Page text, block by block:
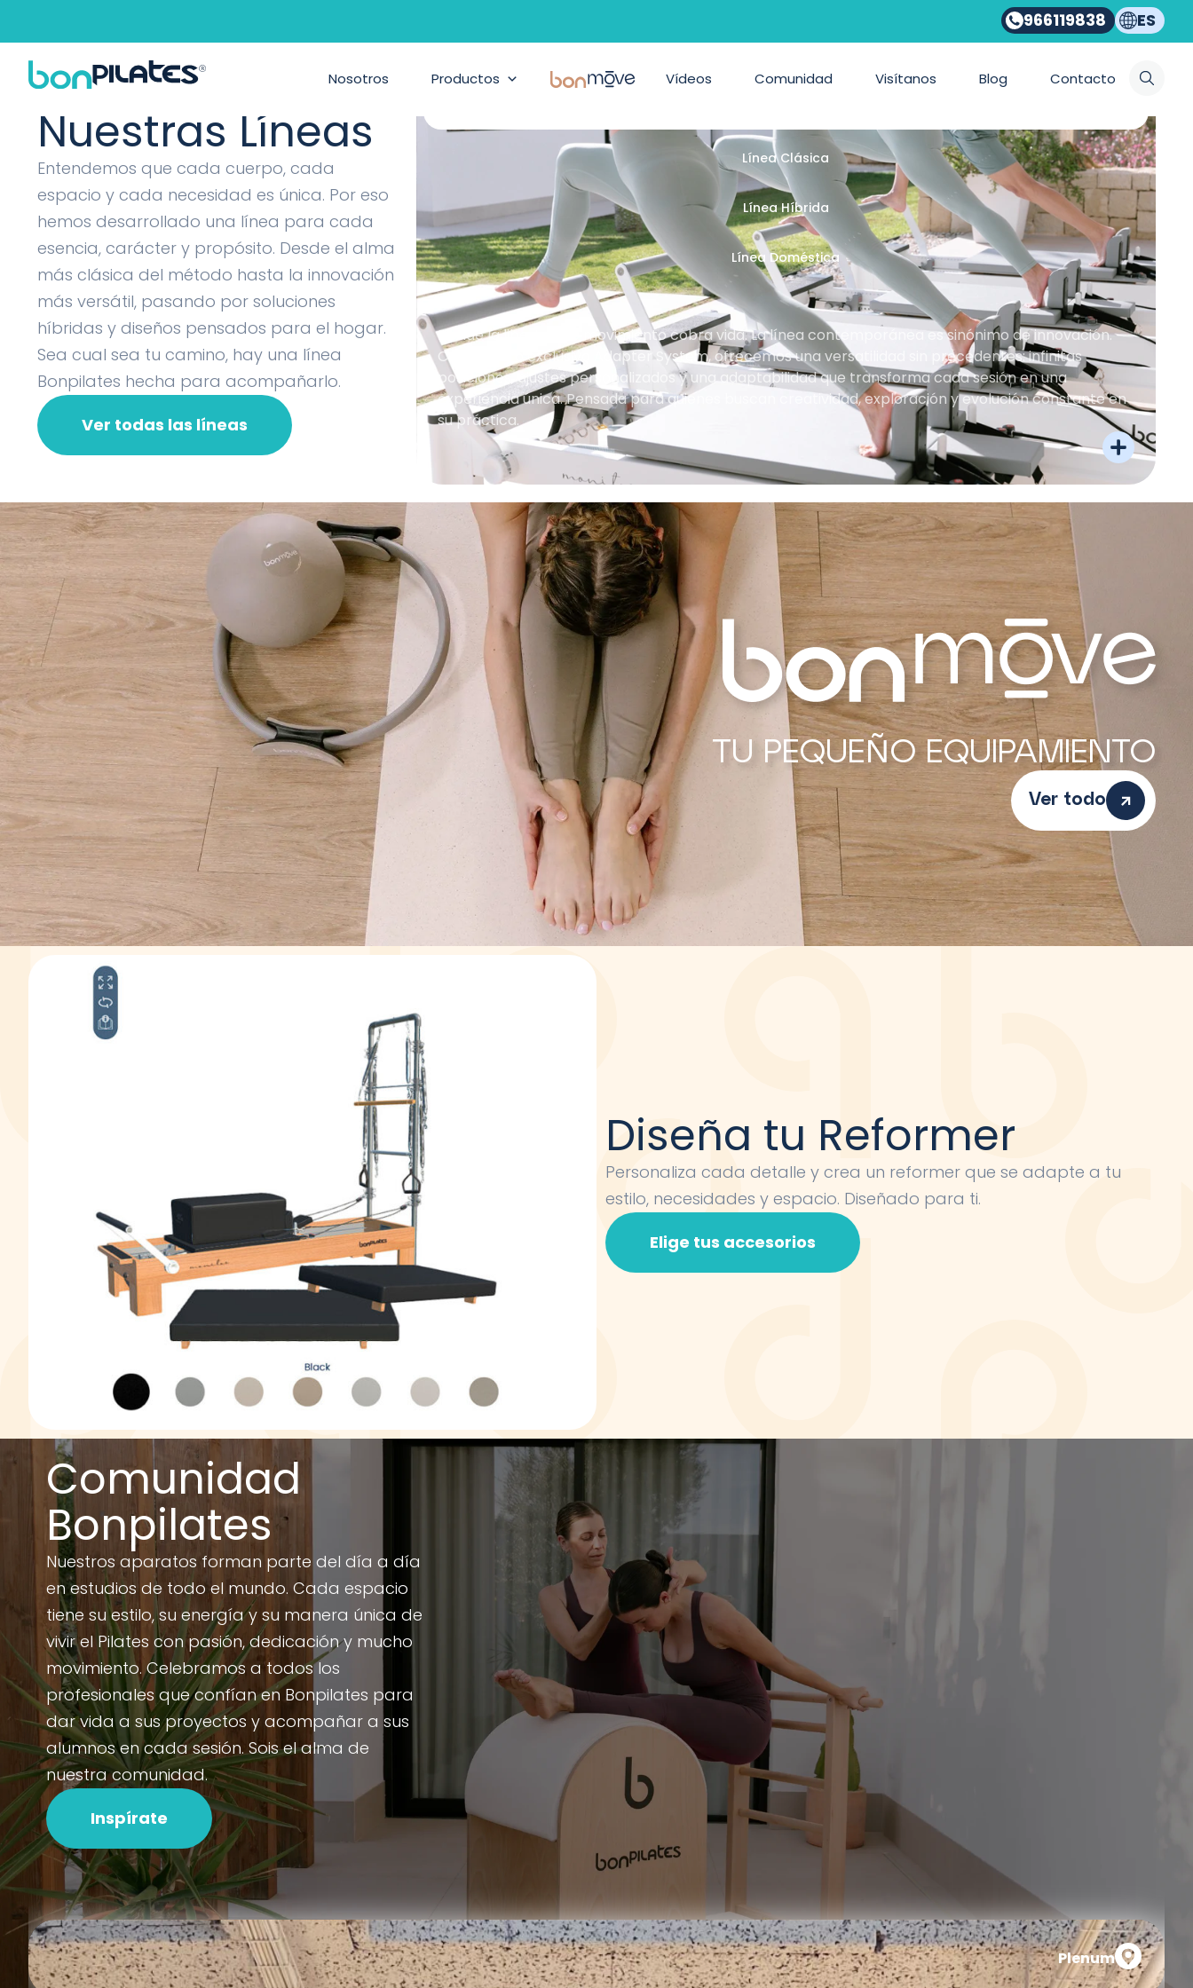
966119838 ES
Nosotros Productos BonMove Vídeos Comunidad Visítanos Blog Contacto
Nuestras Líneas
Entendemos que cada cuerpo, cada
espacio y cada necesidad es única. Por eso
hemos desarrollado una línea para cada
esencia, carácter y propósito. Desde el alma
más clásica del método hasta la innovación
más versátil, pasando por soluciones
híbridas y diseños pensados para el hogar.
Sea cual sea tu camino, hay una línea
Bonpilates hecha para acompañarlo.
Ver todas las líneas
Línea Clásica
Línea Híbrida
Línea Doméstica
Donde la libertad de movimiento cobra vida. La línea contemporánea es sinónimo de innovación.
Con nuestro exclusivo Adapter System, ofrecemos una versatilidad sin precedentes: infinitas
posiciones, ajustes personalizados y una adaptabilidad que transforma cada sesión en una
experiencia única. Pensada para quienes buscan creatividad, exploración y evolución constante en
su práctica.
TU PEQUEÑO EQUIPAMIENTO
Ver todo
Diseña tu Reformer
Personaliza cada detalle y crea un reformer que se adapte a tu
estilo, necesidades y espacio. Diseñado para ti.
Elige tus accesorios
Comunidad
Bonpilates
Nuestros aparatos forman parte del día a día
en estudios de todo el mundo. Cada espacio
tiene su estilo, su energía y su manera única de
vivir el Pilates con pasión, dedicación y mucho
movimiento. Celebramos a todos los
profesionales que confían en Bonpilates para
dar vida a sus proyectos y acompañar a sus
alumnos en cada sesión. Sois el alma de
nuestra comunidad.
Inspírate
Plenum